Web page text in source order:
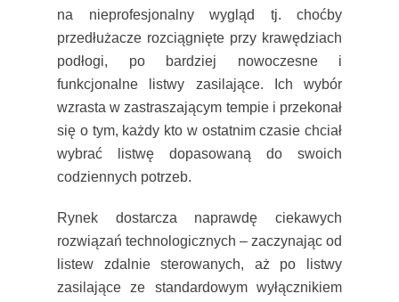
na nieprofesjonalny wygląd tj. choćby
przedłużacze rozciągnięte przy krawędziach
podłogi, po bardziej nowoczesne i
funkcjonalne listwy zasilające. Ich wybór
wzrasta w zastraszającym tempie i przekonał
się o tym, każdy kto w ostatnim czasie chciał
wybrać listwę dopasowaną do swoich
codziennych potrzeb.
Rynek dostarcza naprawdę ciekawych
rozwiązań technologicznych – zaczynając od
listew zdalnie sterowanych, aż po listwy
zasilające ze standardowym wyłącznikiem